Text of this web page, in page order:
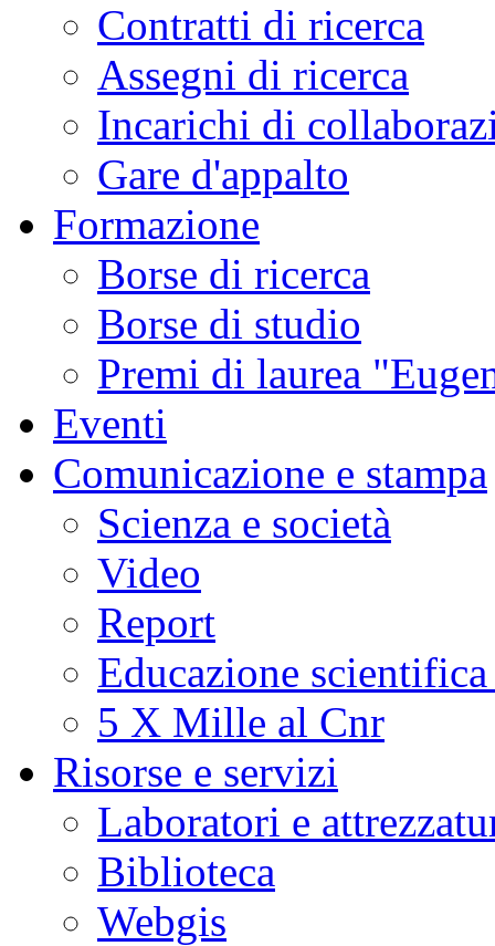
Contratti di ricerca
Assegni di ricerca
Incarichi di
Gare d'appalto
Formazione
Borse di ricerca
Borse di studio
Premi di laurea
Eventi
Comunicazione e stampa
Scienza e società
Video
Report
Educazione
5 X Mille al Cnr
Risorse e servizi
Laboratori e
Biblioteca
Webgis